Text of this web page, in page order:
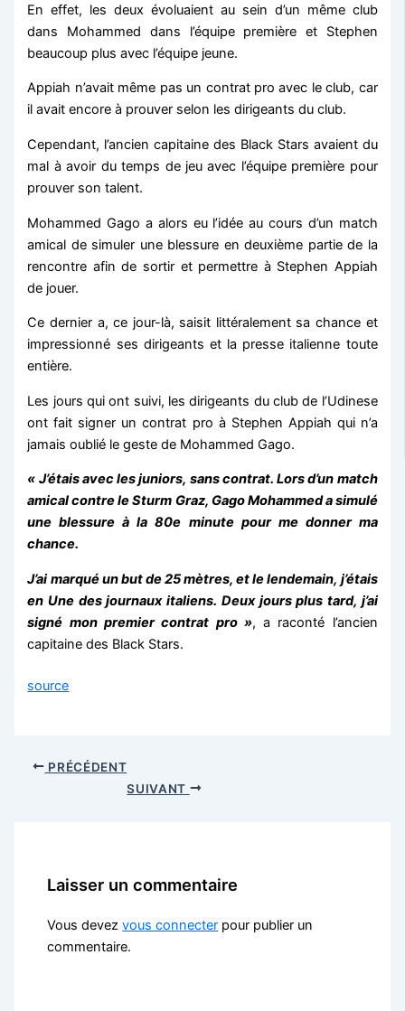
En effet, les deux évoluaient au sein d’un même club
dans Mohammed dans l’équipe première et Stephen
beaucoup plus avec l’équipe jeune.
Appiah n’avait même pas un contrat pro avec le club, car
il avait encore à prouver selon les dirigeants du club.
Cependant, l’ancien capitaine des Black Stars avaient du
mal à avoir du temps de jeu avec l’équipe première pour
prouver son talent.
Mohammed Gago a alors eu l’idée au cours d’un match
amical de simuler une blessure en deuxième partie de la
rencontre afin de sortir et permettre à Stephen Appiah
de jouer.
Ce dernier a, ce jour-là, saisit littéralement sa chance et
impressionné ses dirigeants et la presse italienne toute
entière.
Les jours qui ont suivi, les dirigeants du club de l’Udinese
ont fait signer un contrat pro à Stephen Appiah qui n’a
jamais oublié le geste de Mohammed Gago.
« J’étais avec les juniors, sans contrat. Lors d’un match
amical contre le Sturm Graz, Gago Mohammed a simulé
une blessure à la 80e minute pour me donner ma
chance.
J’ai marqué un but de 25 mètres, et le lendemain, j’étais
en Une des journaux italiens. Deux jours plus tard, j’ai
signé mon premier contrat pro », a raconté l’ancien
capitaine des Black Stars.
source
PRÉCÉDENT
SUIVANT
Laisser un commentaire
Vous devezvous connecter pour publier un
commentaire.